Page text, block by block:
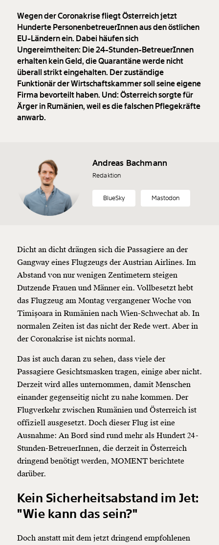
Wegen der Coronakrise fliegt Österreich jetzt
Hunderte PersonenbetreuerInnen aus den östlichen
EU-Ländern ein. Dabei häufen sich
Ungereimtheiten: Die 24-Stunden-BetreuerInnen
erhalten kein Geld, die Quarantäne werde nicht
überall strikt eingehalten. Der zuständige
Funktionär der Wirtschaftskammer soll seine eigene
Firma bevorteilt haben. Und: Österreich sorgte für
Ärger in Rumänien, weil es die falschen Pflegekräfte
anwarb.
Andreas Bachmann
Redaktion
BlueSky Mastodon
Dicht an dicht drängen sich die Passagiere an der
Gangway eines Flugzeugs der Austrian Airlines. Im
Abstand von nur wenigen Zentimetern steigen
Dutzende Frauen und Männer ein. Vollbesetzt hebt
das Flugzeug am Montag vergangener Woche von
Timișoara in Rumänien nach Wien-Schwechat ab. In
normalen Zeiten ist das nicht der Rede wert. Aber in
der Coronakrise ist nichts normal.
Das ist auch daran zu sehen, dass viele der
Passagiere Gesichtsmasken tragen, einige aber nicht.
Derzeit wird alles unternommen, damit Menschen
einander gegenseitig nicht zu nahe kommen. Der
Flugverkehr zwischen Rumänien und Österreich ist
offiziell ausgesetzt. Doch dieser Flug ist eine
Ausnahme: An Bord sind rund mehr als Hundert 24-
Stunden-BetreuerInnen, die derzeit in Österreich
dringend benötigt werden, MOMENT berichtete
darüber.
Kein Sicherheitsabstand im Jet:
"Wie kann das sein?"
Doch anstatt mit dem jetzt dringend empfohlenen